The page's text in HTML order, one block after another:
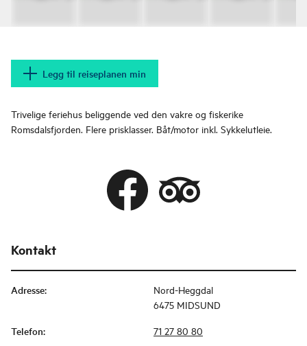
Legg til reiseplanen min
Trivelige feriehus beliggende ved den vakre og fiskerike
Romsdalsfjorden. Flere prisklasser. Båt/motor inkl. Sykkelutleie.
Kontakt
Adresse:
Nord-Heggdal
6475 MIDSUND
Telefon: 71 27 80 80